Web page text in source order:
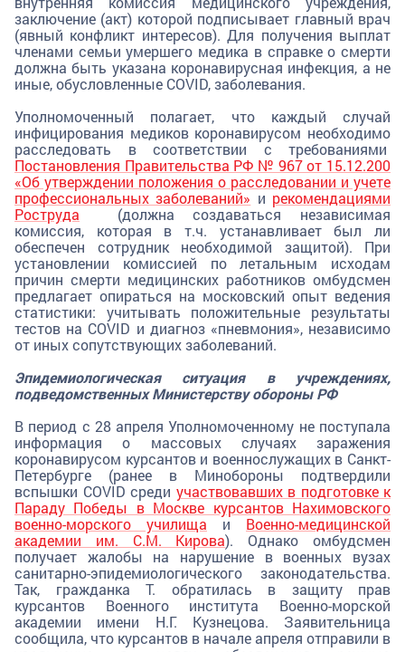
заключение (акт) которой подписывает главный врач
(явный конфликт интересов). Для получения выплат
членами семьи умершего медика в справке о смерти
должна быть указана коронавирусная инфекция, а не
иные, обусловленные COVID, заболевания.
Уполномоченный полагает, что каждый случай
инфицирования медиков коронавирусом необходимо
расследовать в соответствии с требованиями
Постановления Правительства РФ № 967 от 15.12.200
«Об утверждении положения о расследовании и учете
профессиональных заболеваний» и рекомендациями
Роструда (должна создаваться независимая
комиссия, которая в т.ч. устанавливает был ли
обеспечен сотрудник необходимой защитой). При
установлении комиссией по летальным исходам
причин смерти медицинских работников омбудсмен
предлагает опираться на московский опыт ведения
статистики: учитывать положительные результаты
тестов на COVID и диагноз «пневмония», независимо
от иных сопутствующих заболеваний.
Эпидемиологическая ситуация в учреждениях,
подведомственных Министерству обороны РФ
В период с 28 апреля Уполномоченному не поступала
информация о массовых случаях заражения
коронавирусом курсантов и военнослужащих в Санкт-
Петербурге (ранее в Минобороны подтвердили
вспышки COVID среди участвовавших в подготовке к
Параду Победы в Москве курсантов Нахимовского
военно-морского училища и Военно-медицинской
академии им. С.М. Кирова). Однако омбудсмен
получает жалобы на нарушение в военных вузах
санитарно-эпидемиологического законодательства.
Так, гражданка Т. обратилась в защиту прав
курсантов Военного института Военно-морской
академии имени Н.Г. Кузнецова. Заявительница
сообщила, что курсантов в начале апреля отправили в